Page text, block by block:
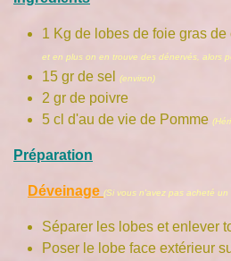
1 Kg de lobes de foie gras de
et en plus on en trouve des dénervés, alors
15 gr de sel (environ)
2 gr de poivre
5 cl d'au de vie de Pomme
Préparation
Déveinage (Si vous n'avez pas acheté un
Séparer les lobes et enlever
Poser le lobe face extérieur